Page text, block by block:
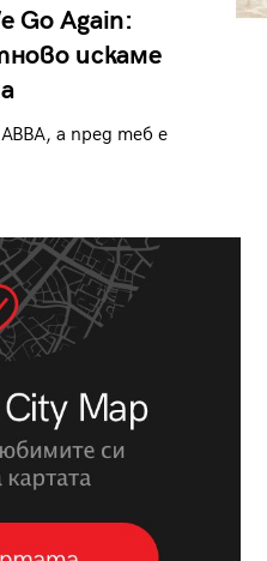
Go Again:
искаме
а пред теб е